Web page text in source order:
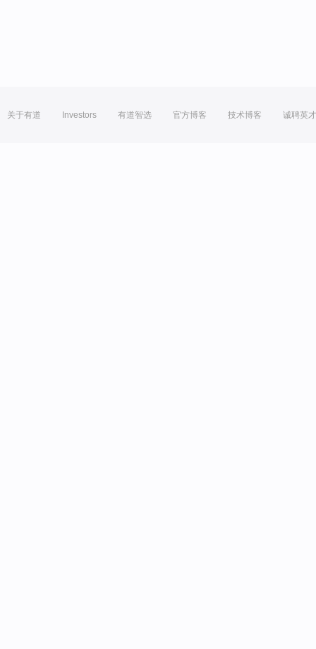
关于有道 Investors 有道智选 官方博客 技术博客 诚聘英才